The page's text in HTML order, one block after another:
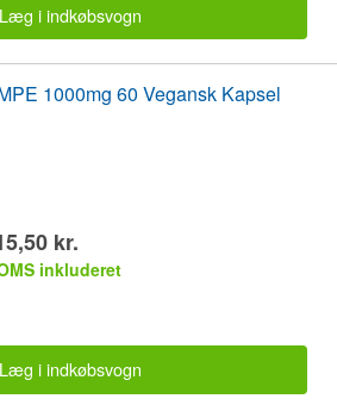
Læg i indkøbsvogn
1000mg 60 Vegansk Kapsel
kr.
inkluderet
Læg i indkøbsvogn